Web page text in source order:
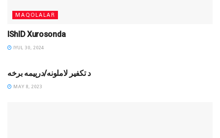
MAQOLALAR
IShID Xurosonda
IYUL 30, 2024
د تکفیر لاملونه/درېیمه برخه
MAY 8, 2023